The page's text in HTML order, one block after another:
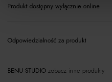
Produkt dostępny wyłącznie online
Odpowiedzialność za produkt
BENU STUDIO zobacz inne produkty